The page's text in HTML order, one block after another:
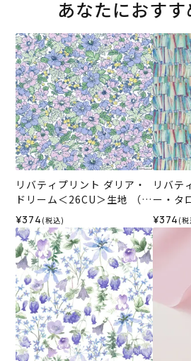
あなたにおす
リバティプリント ダリア・
ドリーム＜26CU＞生地 （リ
バティ・ファブリックス）2
026SS
¥374 (税込)
リバテ
ー・タ
（ホビ
ナル）
¥374 (税